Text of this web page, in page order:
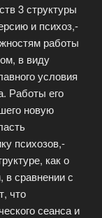
3 структуры
и психоз,-
работы
в виду
условия
Работы его
новую
психозов,-
как о
в сравнении с
что
сеанса и